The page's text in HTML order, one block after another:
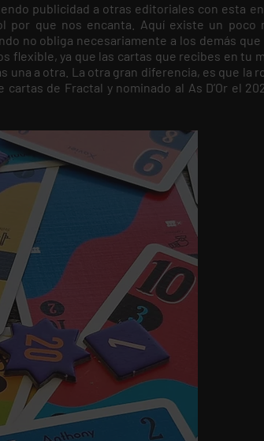
publicidad a otras editoriales con esta
por que nos encanta. Aquí existe un poco
no obliga necesariamente a los demás
flexible, ya que las cartas que recibes en tu
una a otra. La otra gran diferencia, es que la
de Fractal y nominado al As D’Or el